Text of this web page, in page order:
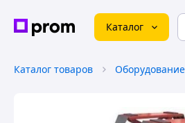
Каталог
Каталог товаров